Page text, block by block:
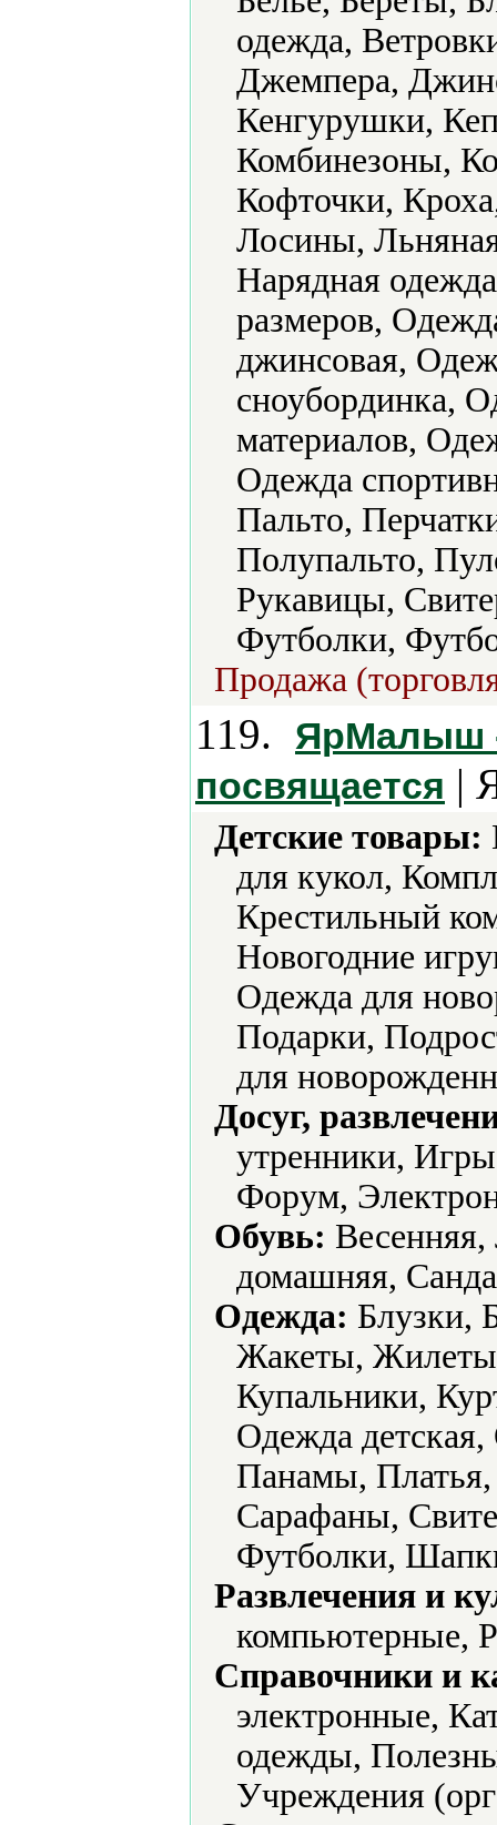
одежда,
Джемпера,
Кенгурушки,
Комбинезоны,
Кофточки,
Лосины,
Нарядная
размеров,
джинсовая,
сноубординка,
материалов,
Одежда
Пальто,
Полупальто,
Рукавицы,
Футболки,
Продажа
119.
ЯрМалыш
посвящается |
Детские товары:
для кукол,
Крестильный
Новогодние
Одежда для
Подарки,
для
Досуг,
утренники,
Форум,
Обувь:
домашняя,
Одежда: Блузки,
Жакеты,
Купальники,
Одежда
Панамы, Платья,
Сарафаны,
Футболки,
Развлечения и
компьютерные,
Справочники и
электронные,
одежды,
Учреждения